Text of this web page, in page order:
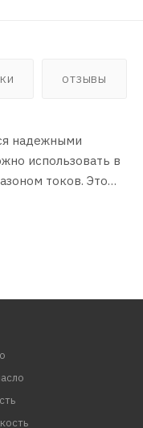
ОТЗЫВЫ
надежными
использовать в
токов. Это